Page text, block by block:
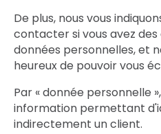
De plus, nous vous
contacter si vous avez des
données personnelles, et
heureux de pouvoir vous
Par « donnée personnelle
information permettant
indirectement un client.